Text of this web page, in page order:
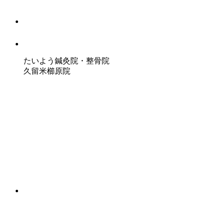
たいよう鍼灸院・整骨院
久留米櫛原院